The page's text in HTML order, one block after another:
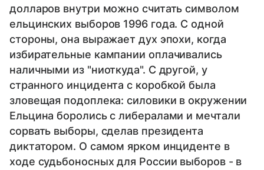
долларов внутри можно считать символом
ельцинских выборов 1996 года. С одной
стороны, она выражает дух эпохи, когда
избирательные кампании оплачивались
наличными из "ниоткуда". С другой, у
странного инцидента с коробкой была
зловещая подоплека: силовики в окружении
Ельцина боролись с либералами и мечтали
сорвать выборы, сделав президента
диктатором. О самом ярком инциденте в
ходе судьбоносных для России выборов - в